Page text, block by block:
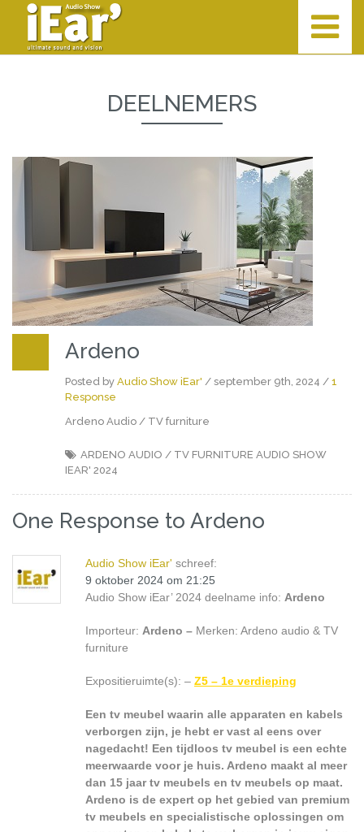
DEELNEMERS
Ardeno
Posted by Audio Show iEar' / september 9th, 2024 / 1
Response
Ardeno Audio / TV furniture
ARDENO AUDIO / TV FURNITURE AUDIO SHOW
IEAR' 2024
One Response to Ardeno
Audio Show iEar' schreef:
9 oktober 2024 om 21:25
Audio Show iEar’ 2024 deelname info: Ardeno
Importeur: Ardeno – Merken: Ardeno audio & TV
furniture
Expositieruimte(s): – Z5 – 1e verdieping
Een tv meubel waarin alle apparaten en kabels
verborgen zijn, je hebt er vast al eens over
nagedacht! Een tijdloos tv meubel is een echte
meerwaarde voor je huis. Ardeno maakt al meer
dan 15 jaar tv meubels en tv meubels op maat.
Ardeno is de expert op het gebied van premium
tv meubels en specialistische oplossingen om